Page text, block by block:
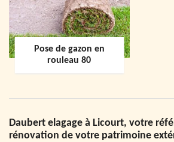
Pose de gazon en
rouleau 80
Daubert elagage à Licourt, votre
rénovation de votre patrimoine